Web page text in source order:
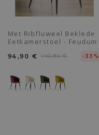
Met Ribfluweel Beklede
Eetkamerstoel - Feudum
94,90 € 140,90 € -33%